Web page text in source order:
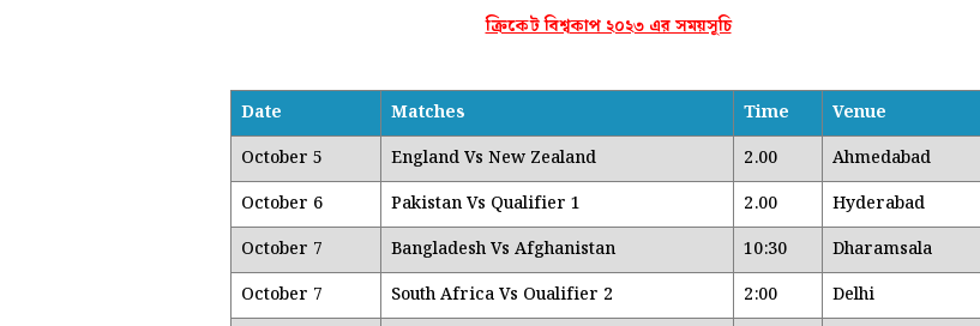
ক্রিকেট বিশ্বকাপ ২০২৩ এর সময়সূচি
Date Matches Time
Venue
October 5
England Vs New Zealand 2.00
Ahmedabad
October 6
Pakistan Vs Qualifier 1 2.00
Hyderabad
October 7
Bangladesh Vs Afghanistan 10:30
Dharamsala
October 7
South Africa Vs Oualifier 2 2:00
Delhi